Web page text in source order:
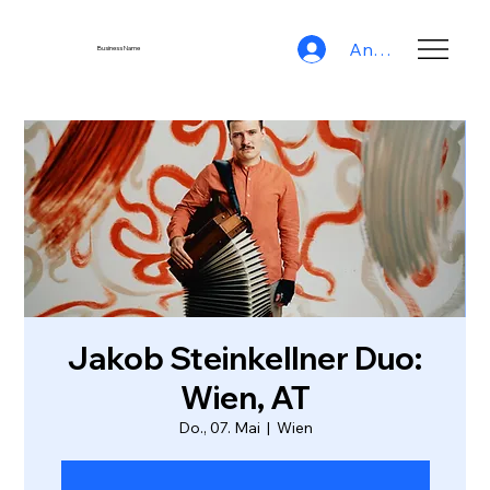
Business Name Anmelden
Jakob Steinkellner Duo:
Wien, AT
Do., 07. Mai
  |
Wien